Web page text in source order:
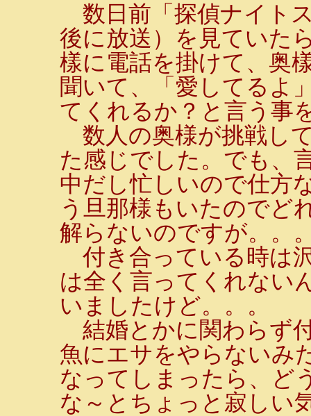
数日前「探偵ナイト
後に放送）を見ていた
樣に電話を掛けて、奥
聞いて、「愛してるよ
てくれるか？と言う事
数人の奥様が挑戦し
た感じでした。でも、
中だし忙しいので仕方
う旦那様もいたのでど
解らないのですが。。
付き合っている時は
は全く言ってくれない
いましたけど。。。
結婚とかに関わらず
魚にエサをやらないみ
なってしまったら、ど
な～とちょっと寂しい